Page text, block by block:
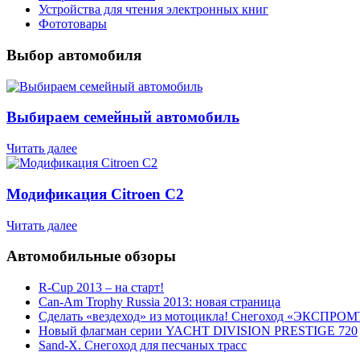
Устройства для чтения электронных книг
Фототовары
Выбор автомобиля
Выбираем семейный автомобиль
Читать далее
Модификация Citroen С2
Читать далее
Автомобильные обзоры
R-Cup 2013 – на старт!
Can-Am Trophy Russia 2013: новая страница
Сделать «вездеход» из мотоцикла! Снегоход
Новый флагман серии YACHT DIVISION PRESTIGE 720
Sand-X. Снегоход для песчаных трасс